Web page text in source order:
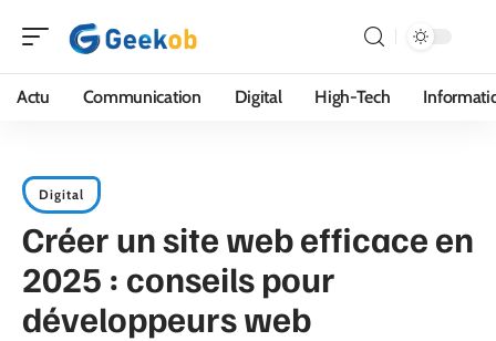
Actu Communication Digital High-Tech
Digital
Créer un site web efficace en
2025 : conseils pour
développeurs web